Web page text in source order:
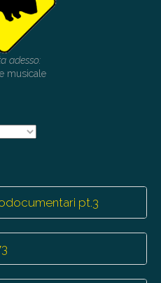
adesso:
musicale
pt.3